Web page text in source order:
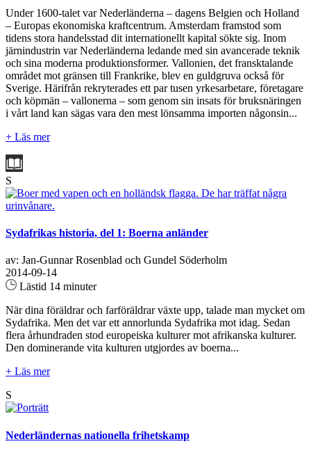
Under 1600-talet var Nederländerna – dagens Belgien och Holland
– Europas ekonomiska kraftcentrum. Amsterdam framstod som
tidens stora handelsstad dit internationellt kapital sökte sig. Inom
järnindustrin var Nederländerna ledande med sin avancerade teknik
och sina moderna produktionsformer. Vallonien, det fransktalande
området mot gränsen till Frankrike, blev en guldgruva också för
Sverige. Härifrån rekryterades ett par tusen yrkesarbetare, företagare
och köpmän – vallonerna – som genom sin insats för bruksnäringen
i vårt land kan sägas vara den mest lönsamma importen någonsin...
+ Läs mer
S
Sydafrikas historia, del 1: Boerna anländer
av: Jan-Gunnar Rosenblad och Gundel Söderholm
2014-09-14
Lästid 14 minuter
När dina föräldrar och farföräldrar växte upp, talade man mycket om
Sydafrika. Men det var ett annorlunda Sydafrika mot idag. Sedan
flera århundraden stod europeiska kulturer mot afrikanska kulturer.
Den dominerande vita kulturen utgjordes av boerna...
+ Läs mer
S
Nederländernas nationella frihetskamp